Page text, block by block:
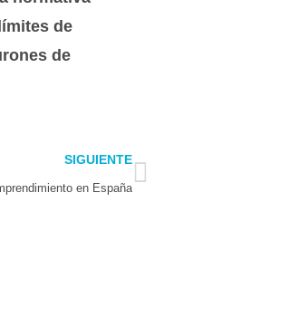
de
de
SIGUIENTE
en España
Next